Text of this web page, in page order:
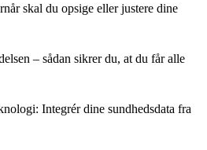
skal du opsige eller justere dine
– sådan sikrer du, at du får alle
Integrér dine sundhedsdata fra